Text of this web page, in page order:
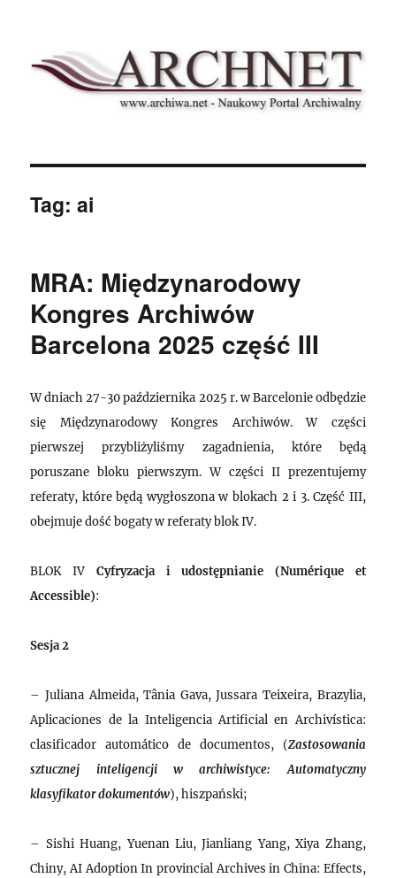
Archnet
Tag:ai
MRA: Międzynarodowy
Kongres Archiwów
Barcelona 2025 część III
W dniach 27-30 października 2025 r. w Barcelonie odbędzie
się Międzynarodowy Kongres Archiwów. W części
pierwszej przybliżyliśmy zagadnienia, które będą
poruszane bloku pierwszym. W części II prezentujemy
referaty, które będą wygłoszona w blokach 2 i 3. Część III,
obejmuje dość bogaty w referaty blok IV.
BLOK IV Cyfryzacja i udostępnianie (Numérique et
Accessible):
Sesja 2
– Juliana Almeida, Tânia Gava, Jussara Teixeira, Brazylia,
Aplicaciones de la Inteligencia Artificial en Archivística:
clasificador automático de documentos, (Zastosowania
sztucznej inteligencji w archiwistyce: Automatyczny
klasyfikator dokumentów), hiszpański;
– Sishi Huang, Yuenan Liu, Jianliang Yang, Xiya Zhang,
Chiny, AI Adoption In provincial Archives in China: Effects,